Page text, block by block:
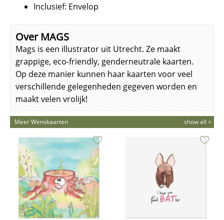
Inclusief: Envelop
Over MAGS
Mags is een illustrator uit Utrecht. Ze maakt
grappige, eco-friendly, genderneutrale kaarten.
Op deze manier kunnen haar kaarten voor veel
verschillende gelegenheden gegeven worden en
maakt velen vrolijk!
Meer Wenskaarten show all >